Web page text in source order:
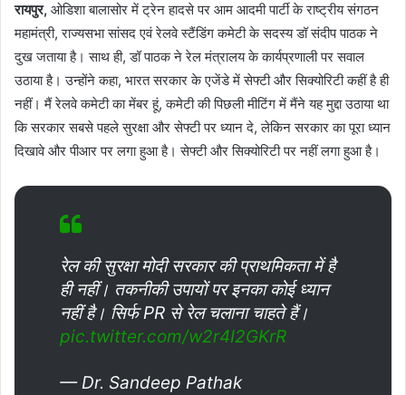
रायपुर, ओडिशा बालासोर में ट्रेन हादसे पर आम आदमी पार्टी के राष्ट्रीय संगठन
महामंत्री, राज्यसभा सांसद एवं रेलवे स्टैंडिंग कमेटी के सदस्य डॉ संदीप पाठक ने
दुख जताया है। साथ ही, डॉ पाठक ने रेल मंत्रालय के कार्यप्रणाली पर सवाल
उठाया है। उन्होंने कहा, भारत सरकार के एजेंडे में सेफ्टी और सिक्योरिटी कहीं है ही
नहीं। मैं रेलवे कमेटी का मेंबर हूं, कमेटी की पिछली मीटिंग में मैंने यह मुद्दा उठाया था
कि सरकार सबसे पहले सुरक्षा और सेफ्टी पर ध्यान दे, लेकिन सरकार का पूरा ध्यान
दिखावे और पीआर पर लगा हुआ है। सेफ्टी और सिक्योरिटी पर नहीं लगा हुआ है।
रेल की सुरक्षा मोदी सरकार की प्राथमिकता में है
ही नहीं। तकनीकी उपायों पर इनका कोई ध्यान
नहीं है। सिर्फ PR से रेल चलाना चाहते हैं।
pic.twitter.com/w2r4I2GKrR
— Dr. Sandeep Pathak